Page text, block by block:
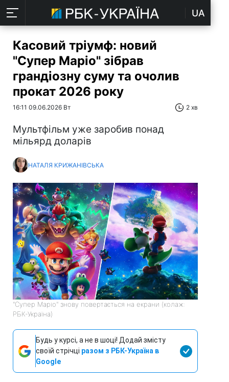
UA
Касовий тріумф: новий
"Супер Маріо" зібрав
грандіозну суму та очолив
прокат 2026 року
16:11 09.06.2026 Вт 2 хв
Мультфільм уже заробив понад
мільярд доларів
НАТАЛЯ КРИЖАНІВСЬКА
"Супер Маріо" знову повертається на екрани (колаж:
РБК-Україна)
Будь у курсі, а не в шоці! Додай змісту
своїй стрічці разом з РБК-Україна в
Google